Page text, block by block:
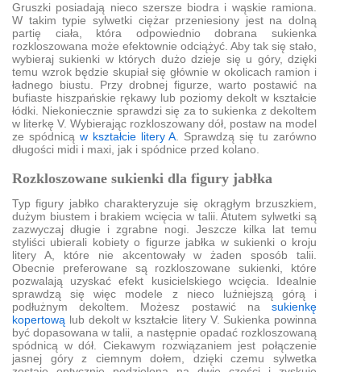
Gruszki posiadają nieco szersze biodra i wąskie ramiona.
W takim typie sylwetki ciężar przeniesiony jest na dolną
partię ciała, która odpowiednio dobrana sukienka
rozkloszowana może efektownie odciążyć. Aby tak się stało,
wybieraj sukienki w których dużo dzieje się u góry, dzięki
temu wzrok będzie skupiał się głównie w okolicach ramion i
ładnego biustu. Przy drobnej figurze, warto postawić na
bufiaste hiszpańskie rękawy lub poziomy dekolt w kształcie
łódki. Niekoniecznie sprawdzi się za to sukienka z dekoltem
w literkę V. Wybierając rozkloszowany dół, postaw na model
ze spódnicą w kształcie litery A . Sprawdzą się tu zarówno
długości midi i maxi, jak i spódnice przed kolano.
Rozkloszowane sukienki dla figury jabłka
Typ figury jabłko charakteryzuje się okrągłym brzuszkiem,
dużym biustem i brakiem wcięcia w talii. Atutem sylwetki są
zazwyczaj długie i zgrabne nogi. Jeszcze kilka lat temu
styliści ubierali kobiety o figurze jabłka w sukienki o kroju
litery A, które nie akcentowały w żaden sposób talii.
Obecnie preferowane są rozkloszowane sukienki, które
pozwalają uzyskać efekt kusicielskiego wcięcia. Idealnie
sprawdzą się więc modele z nieco luźniejszą górą i
podłużnym dekoltem. Możesz postawić na sukienkę
kopertową lub dekolt w kształcie litery V. Sukienka powinna
być dopasowana w talii, a następnie opadać rozkloszowaną
spódnicą w dół. Ciekawym rozwiązaniem jest połączenie
jasnej góry z ciemnym dołem, dzięki czemu sylwetka